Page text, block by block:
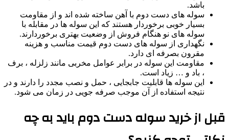
باشد.
سوله های دست دوم با آهن ساخته شده اند و از مقاومت
بسیار خوبی برخوردار هستند که این سوله ها در مقابله با
سوله های نو هنگام فروش از وضعیت بهتری برخوردارند.
نگهداری از سوله های دست دوم قیمت مناسب و هزینه
مقرون بصرفه ای دارد.
مقاومت این سوله در برابر عوامل مخربی مانند زلزله ، برف
، باد و … زیاد است.
این سوله ها قابلیت جابجایی ، حمل و نصب مجدد را دارند و در
نتیجه استفاده از آن موجب صرفه جویی در زمان می شود.
قبل از خرید سوله دست دوم باید به چه